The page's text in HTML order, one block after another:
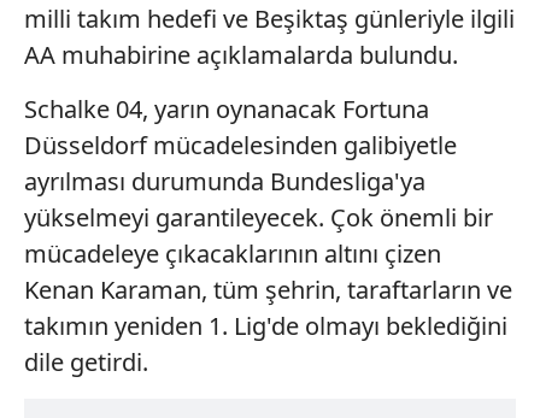
milli takım hedefi ve Beşiktaş günleriyle ilgili
AA muhabirine açıklamalarda bulundu.
Schalke 04, yarın oynanacak Fortuna
Düsseldorf mücadelesinden galibiyetle
ayrılması durumunda Bundesliga'ya
yükselmeyi garantileyecek. Çok önemli bir
mücadeleye çıkacaklarının altını çizen
Kenan Karaman, tüm şehrin, taraftarların ve
takımın yeniden 1. Lig'de olmayı beklediğini
dile getirdi.